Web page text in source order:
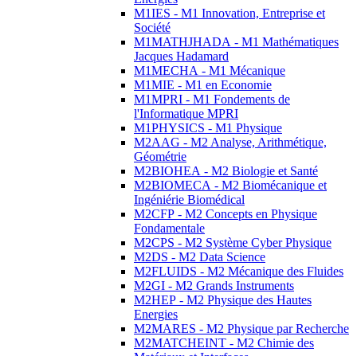
M1IES - M1 Innovation, Entreprise et
Société
M1MATHJHADA - M1 Mathématiques
Jacques Hadamard
M1MECHA - M1 Mécanique
M1MIE - M1 en Economie
M1MPRI - M1 Fondements de
l'Informatique MPRI
M1PHYSICS - M1 Physique
M2AAG - M2 Analyse, Arithmétique,
Géométrie
M2BIOHEA - M2 Biologie et Santé
M2BIOMECA - M2 Biomécanique et
Ingéniérie Biomédical
M2CFP - M2 Concepts en Physique
Fondamentale
M2CPS - M2 Système Cyber Physique
M2DS - M2 Data Science
M2FLUIDS - M2 Mécanique des Fluides
M2GI - M2 Grands Instruments
M2HEP - M2 Physique des Hautes
Energies
M2MARES - M2 Physique par Recherche
M2MATCHEINT - M2 Chimie des